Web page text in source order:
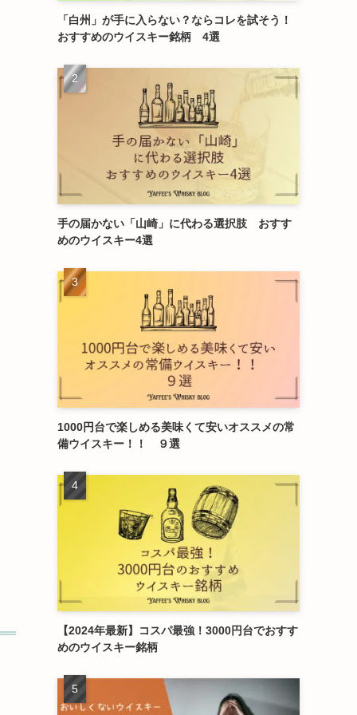
「白州」が手に入らない？ならコレを試そう！
おすすめのウイスキー銘柄 4選
手の届かない「山崎」に代わる選択肢 おすす
めのウイスキー4選
1000円台で楽しめる美味くて安いオススメの常
備ウイスキー！！ ９選
【2024年最新】コスパ最強！3000円台でおすす
めのウイスキー銘柄